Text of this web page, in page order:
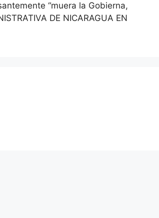
“muera la Gobierna,
DE NICARAGUA EN